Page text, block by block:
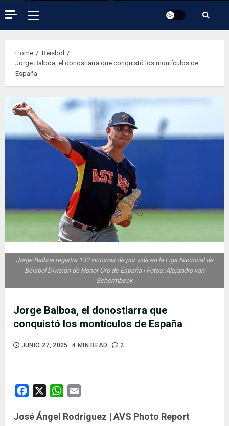
Primary
Menu
Home
Beisbol
Jorge Balboa, el donostiarra que conquistó los montículos de
España
Jorge Balboa, el donostiarra que
conquistó los montículos de España
JUNIO 27, 2025 4 MIN READ 2
Jorge Balboa registra 132 victorias de por vida en la Liga Nacional de
Béisbol División de Honor Oro de España | Fotos: Alejandro van
Schermbeek
Facebook WhatsApp
José Ángel Rodríguez | AVS Photo Report